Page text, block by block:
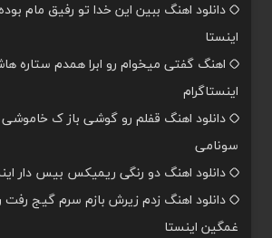
دانلود اهنگ ببین این خدا تو رفیق مام
اینستا
اهنگ گفتی میخوام رو ابرا همدم ستاره
اینستاگرام
دانلود اهنگ قفلم رو گوشی باز ک
سونامی
دانلود اهنگ دو رنگی ریمیکس بیس دار
دانلود اهنگ زدم زیرش بازم سرم گیج
غمگین اینستا